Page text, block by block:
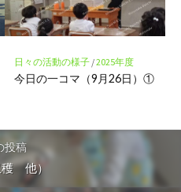
日々の活動の様子/2025年度
今日の一コマ（9月26日）①
投稿
他）